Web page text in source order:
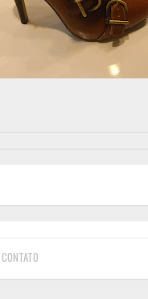
CONTATO